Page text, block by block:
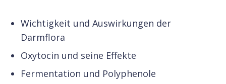
Wichtigkeit und Auswirkungen der
Darmflora
Oxytocin und seine Effekte
Fermentation und Polyphenole